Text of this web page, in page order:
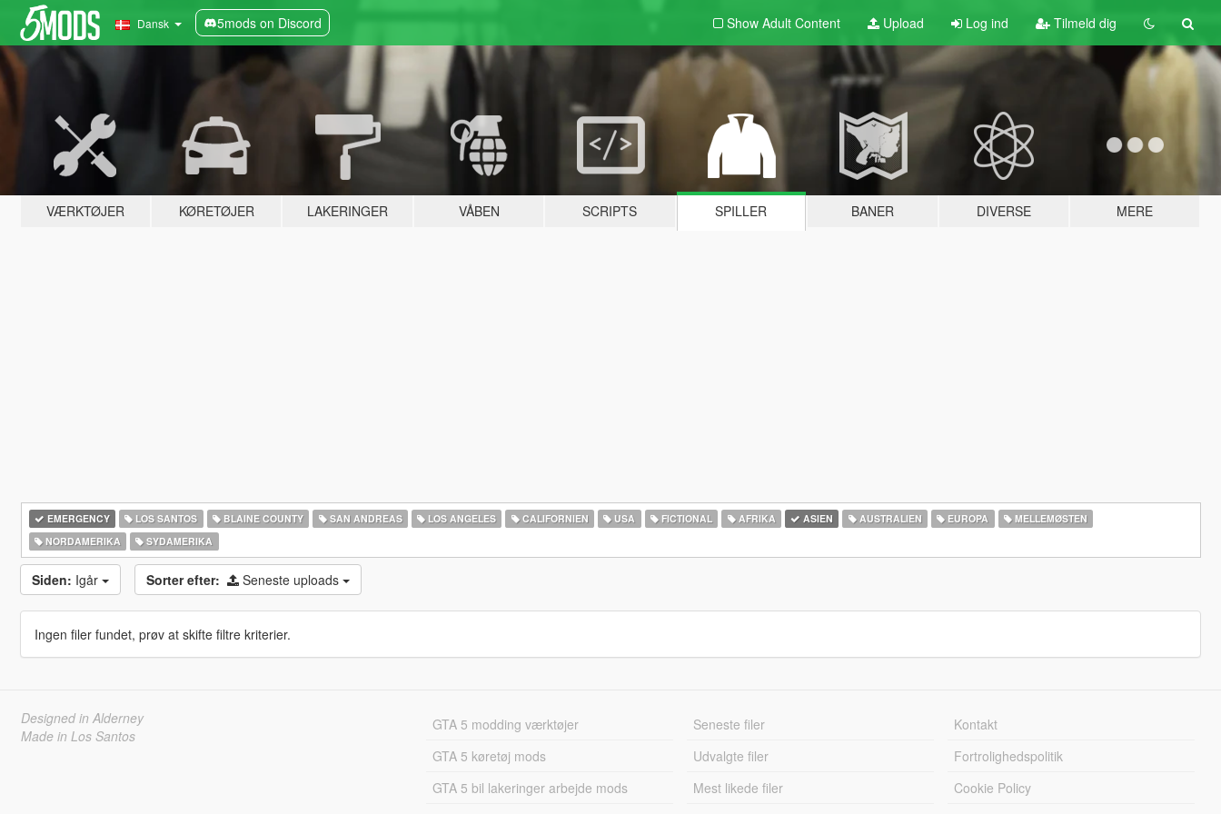
Dansk 5mods on Discord Show Adult Content Upload Log ind Tilmeld dig
VÆRKTØJER KØRETØJER LAKERINGER VÅBEN SCRIPTS SPILLER BANER DIVERSE MERE
EMERGENCY LOS SANTOS BLAINE COUNTY SAN ANDREAS LOS ANGELES CALIFORNIEN USA FICTIONAL AFRIKA ASIEN AUSTRALIEN EUROPA
MELLEMØSTEN
NORDAMERIKA
SYDAMERIKA
Siden: Igår Sorter efter: Seneste uploads
Ingen filer fundet, prøv at skifte filtre kriterier.
Designed in Alderney
Made in Los Santos
GTA 5 modding værktøjer
GTA 5 køretøj mods
GTA 5 bil lakeringer arbejde mods
Seneste filer
Udvalgte filer
Mest likede filer
Kontakt
Fortrolighedspolitik
Cookie Policy